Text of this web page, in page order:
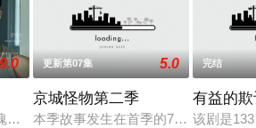
9.0
的天赋/诅咒。在寻找新家的过程中，他
更新第07集 5.0
京城怪物第二季
本季故事发生在首季的78年后。首尔
完结
有益的
该剧是